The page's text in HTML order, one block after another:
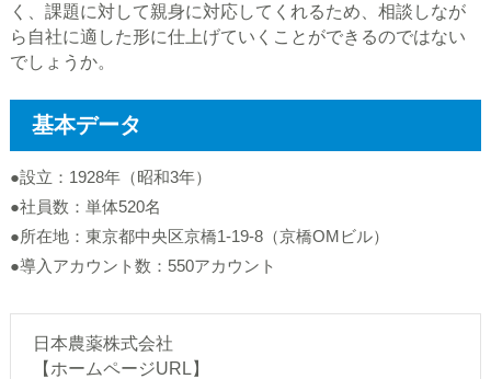
く、課題に対して親身に対応してくれるため、相談しなが
ら自社に適した形に仕上げていくことができるのではない
でしょうか。
基本データ
●設立：1928年（昭和3年）
●社員数：単体520名
●所在地：東京都中央区京橋1-19-8（京橋OMビル）
●導入アカウント数：550アカウント
日本農薬株式会社
【ホームページURL】